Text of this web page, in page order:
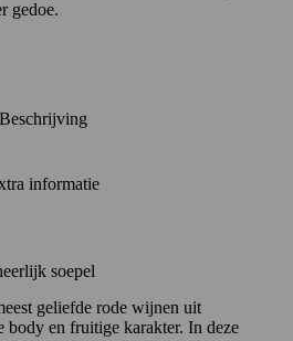
gedoe.
Beschrijving
informatie
soepel
geliefde rode wijnen uit
body en fruitige karakter. In deze